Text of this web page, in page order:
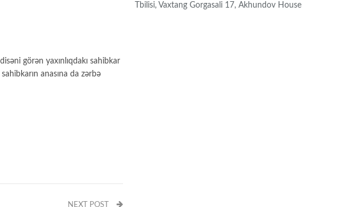
görən yaxınlıqdakı sahibkar
anasına da zərbə
NEXT POST
Tbilisi, Vaxtang Gorgasali 17, Akhundov House